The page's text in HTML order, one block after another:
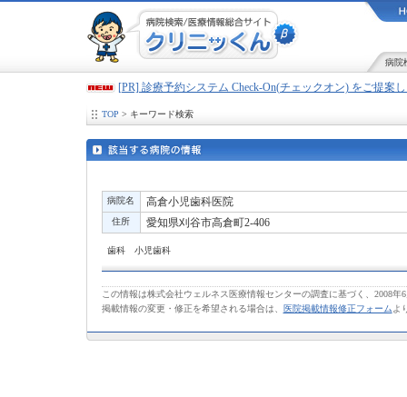
病院
[PR] 診療予約システム Check-On(チェックオン) をご提案
TOP > キーワード検索
病院名 高倉小児歯科医院
住所 愛知県刈谷市高倉町2-406
歯科 小児歯科
この情報は株式会社ウェルネス医療情報センターの調査に基づく、2008年
掲載情報の変更・修正を希望される場合は、
医院掲載情報修正フォーム よ